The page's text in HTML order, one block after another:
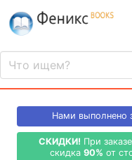
Нами выполнено
СКИДКИ! При
скидка 90% от